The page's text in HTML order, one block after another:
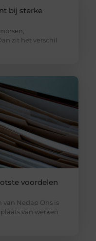
bij sterke
zit het verschil
voordelen
van Nedap Ons is
van werken